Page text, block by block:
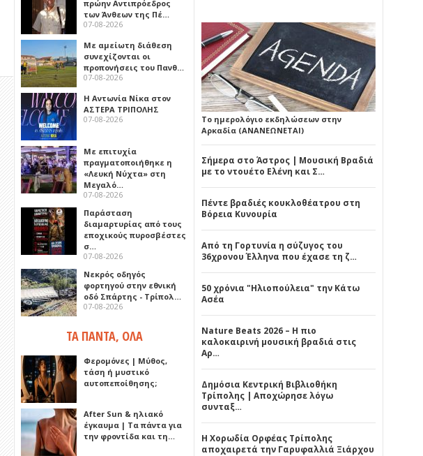
πρώην Αντιπρόεδρος
των Άνθεων της Πέ…
07-08-2026
Με αμείωτη διάθεση
συνεχίζονται οι
προπονήσεις του Πανθ…
07-08-2026
Η Αντωνία Νίκα στον
ΑΣΤΕΡΑ ΤΡΙΠΟΛΗΣ
07-08-2026
Με επιτυχία
πραγματοποιήθηκε η
«Λευκή Νύχτα» στη
Μεγαλό…
07-08-2026
Παράσταση
διαμαρτυρίας από τους
εποχικούς πυροσβέστες
σ…
07-08-2026
Νεκρός οδηγός
φορτηγού στην εθνική
οδό Σπάρτης - Τρίπολ…
07-08-2026
ΤΑ ΠΑΝΤΑ, ΟΛΑ
Φερομόνες | Μύθος,
τάση ή μυστικό
αυτοπεποίθησης;
After Sun & ηλιακό
έγκαυμα | Τα πάντα για
την φροντίδα και τη…
Το ημερολόγιο εκδηλώσεων στην
Αρκαδία (ΑΝΑΝΕΩΝΕΤΑΙ)
Σήμερα στο Άστρος | Μουσική Βραδιά
με το ντουέτο Ελένη και Σ…
Πέντε βραδιές κουκλοθέατρου στη
Βόρεια Κυνουρία
Από τη Γορτυνία η σύζυγος του
36χρονου Έλληνα που έχασε τη ζ…
50 χρόνια "Ηλιοπούλεια" την Κάτω
Ασέα
Nature Beats 2026 – Η πιο
καλοκαιρινή μουσική βραδιά στις
Αρ…
Δημόσια Κεντρική Βιβλιοθήκη
Τρίπολης | Αποχώρησε λόγω
συνταξ…
Η Χορωδία Ορφέας Τρίπολης
αποχαιρετά την Γαρυφαλλιά Ξιάρχου